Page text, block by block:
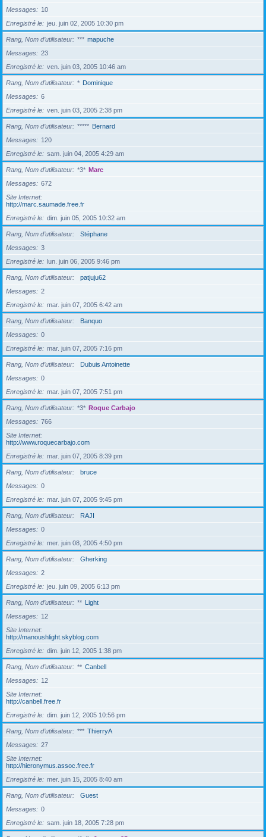
Messages
10
Enregistré le
jeu. juin 02, 2005 10:30 pm
Rang, Nom d’utilisateur *** mapuche
Messages
23
Enregistré le
ven. juin 03, 2005 10:46 am
Rang, Nom d’utilisateur * Dominique
Messages
6
Enregistré le
ven. juin 03, 2005 2:38 pm
Rang, Nom d’utilisateur ***** Bernard
Messages
120
Enregistré le
sam. juin 04, 2005 4:29 am
Rang, Nom d’utilisateur *3* Marc
Messages
672
Site Internet
http://marc.saumade.free.fr
Enregistré le
dim. juin 05, 2005 10:32 am
Rang, Nom d’utilisateur
Stéphane
Messages
3
Enregistré le
lun. juin 06, 2005 9:46 pm
Rang, Nom d’utilisateur
patjuju62
Messages
2
Enregistré le
mar. juin 07, 2005 6:42 am
Rang, Nom d’utilisateur
Banquo
Messages
0
Enregistré le
mar. juin 07, 2005 7:16 pm
Rang, Nom d’utilisateur
Dubuis Antoinette
Messages
0
Enregistré le
mar. juin 07, 2005 7:51 pm
Rang, Nom d’utilisateur *3* Roque Carbajo
Messages
766
Site Internet
http://www.roquecarbajo.com
Enregistré le
mar. juin 07, 2005 8:39 pm
Rang, Nom d’utilisateur
bruce
Messages
0
Enregistré le
mar. juin 07, 2005 9:45 pm
Rang, Nom d’utilisateur
RAJI
Messages
0
Enregistré le
mer. juin 08, 2005 4:50 pm
Rang, Nom d’utilisateur
Gherking
Messages
2
Enregistré le
jeu. juin 09, 2005 6:13 pm
Rang, Nom d’utilisateur ** Light
Messages
12
Site Internet
http://manoushlight.skyblog.com
Enregistré le
dim. juin 12, 2005 1:38 pm
Rang, Nom d’utilisateur ** Canbell
Messages
12
Site Internet
http://canbell.free.fr
Enregistré le
dim. juin 12, 2005 10:56 pm
Rang, Nom d’utilisateur *** ThierryA
Messages
27
Site Internet
http://hieronymus.assoc.free.fr
Enregistré le
mer. juin 15, 2005 8:40 am
Rang, Nom d’utilisateur
Guest
Messages
0
Enregistré le
sam. juin 18, 2005 7:28 pm